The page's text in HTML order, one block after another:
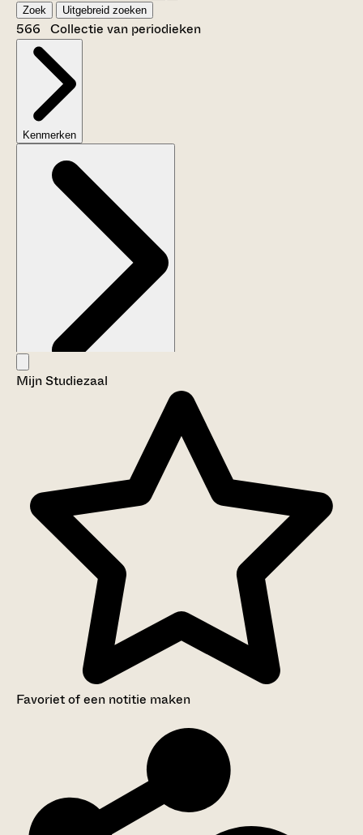
Zoek Uitgebreid zoeken
566 Collectie van periodieken
Kenmerken
Aanwijzingen voor de gebruiker
Mijn Studiezaal
Favoriet of een notitie maken